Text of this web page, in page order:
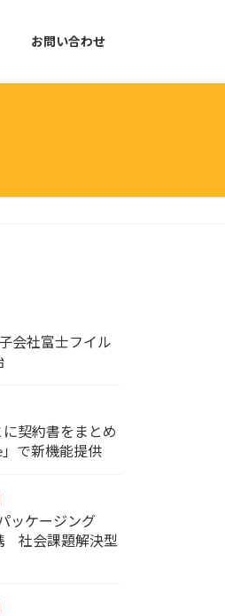
お問い合わせ
会社富士フイル
契約書をまとめ
で新機能提供
ッケージング
社会課題解決型